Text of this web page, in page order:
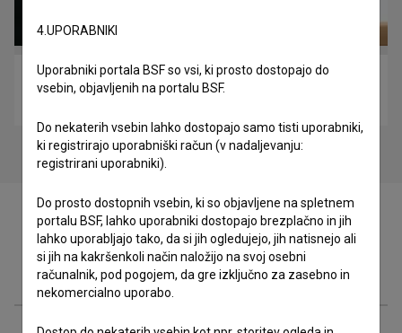
Filmski poklic – Direktor fotografije (2019)
Zasedba
4.UPORABNIKI
Uporabniki portala BSF so vsi, ki prosto dostopajo do
vsebin, objavljenih na portalu BSF.
Do nekaterih vsebin lahko dostopajo samo tisti uporabniki,
ki registrirajo uporabniški račun (v nadaljevanju:
registrirani uporabniki).
Do prosto dostopnih vsebin, ki so objavljene na spletnem
portalu BSF, lahko uporabniki dostopajo brezplačno in jih
lahko uporabljajo tako, da si jih ogledujejo, jih natisnejo ali
si jih na kakršenkoli način naložijo na svoj osebni
računalnik, pod pogojem, da gre izključno za zasebno in
nekomercialno uporabo.